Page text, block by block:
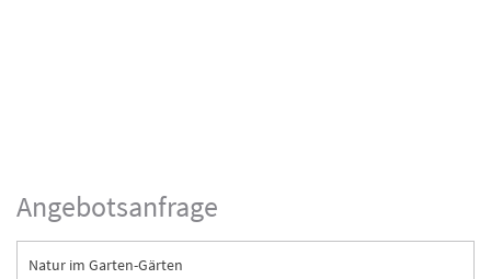
Angebotsanfrage
Natur im Garten-Gärten